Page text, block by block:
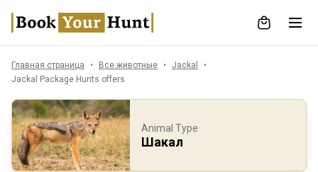
Главная страница Все животные
Jackal
Jackal Package Hunts offers
Animal Type
Шакал